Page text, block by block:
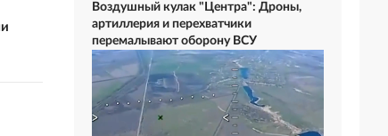
Воздушный кулак "Центра": Дроны,
артиллерия и перехватчики
перемалывают оборону ВСУ